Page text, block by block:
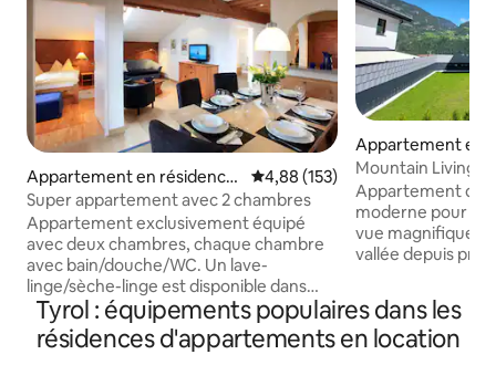
Appartement en résidence
⋅ Westendorf
Évaluation moyenne sur la
4,88 (153)
Super appartement avec 2 chambres
Appartement exclusivement équipé
avec deux chambres, chaque chambre
avec bain/douche/WC. Un lave-
linge/sèche-linge est disponible dans
une salle de bain. Cuisine moderne et
bien équipée, grand coin repas
confortable et salon avec balcon d'où
Appartement en
Sautens
Mountain Living
emplacement,
Appartement de
moderne pour 2
vue magnifique
vallée depuis
Hochoetz est à
et une piste de
maison. Outre
Tyrol : équipements populaires dans les
résidences d'appartements en location